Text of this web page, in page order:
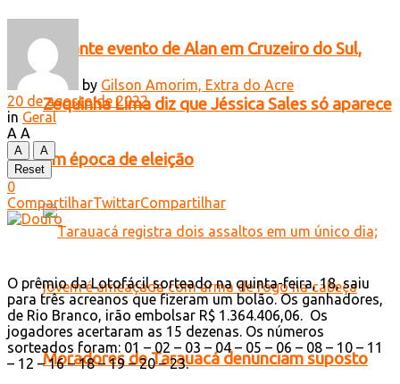
Durante evento de Alan em Cruzeiro do Sul,
Zequinha Lima diz que Jéssica Sales só aparece
em época de eleição
Moradores de Tarauacá denunciam suposto
by Gilson Amorim, Extra do Acre
20 de agosto de 2022
in Geral
A A
A
A
Reset
0
CompartilharTwittarCompartilhar
O prêmio da Lotofácil sorteado na quinta-feira, 18, saiu
para três acreanos que fizeram um bolão. Os ganhadores,
de Rio Branco, irão embolsar R$ 1.364.406,06. Os
jogadores acertaram as 15 dezenas. Os números
sorteados foram: 01 – 02 – 03 – 04 – 05 – 06 – 08 – 10 – 11
– 12 – 16 – 18 – 19 – 20 – 23.